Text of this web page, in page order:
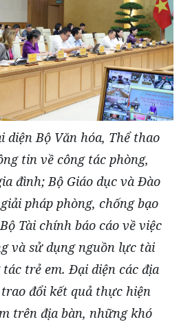
diện Bộ Văn hóa, Thể thao
tin về công tác phòng,
đình; Bộ Giáo dục và Đào
pháp phòng, chống bạo
Tài chính báo cáo về việc
và sử dụng nguồn lực tài
trẻ em. Đại diện các địa
đổi kết quả thực hiện
trên địa bàn, những khó